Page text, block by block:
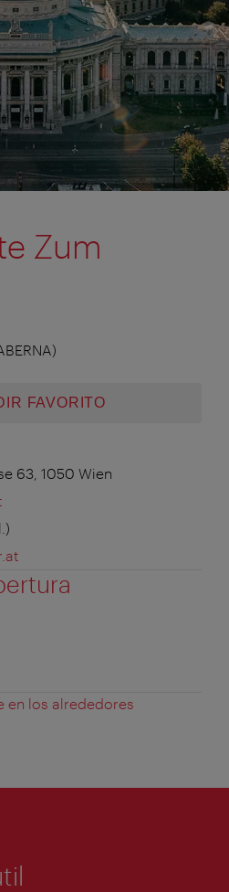
Zum
FAVORITO
63, 1050 Wien
en los alrededores